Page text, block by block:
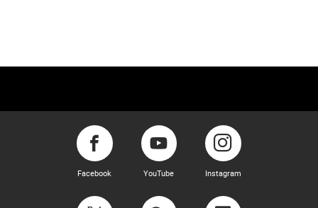
Facebook YouTube Instagram